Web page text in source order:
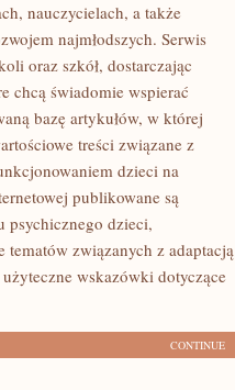
nauczycielach, a także
najmłodszych. Serwis
oraz szkół, dostarczając
chcą świadomie wspierać
bazę artykułów, w której
treści związane z
dzieci na
publikowane są
psychicznego dzieci,
tematów związanych z adaptacją
wskazówki dotyczące
CONTINUE